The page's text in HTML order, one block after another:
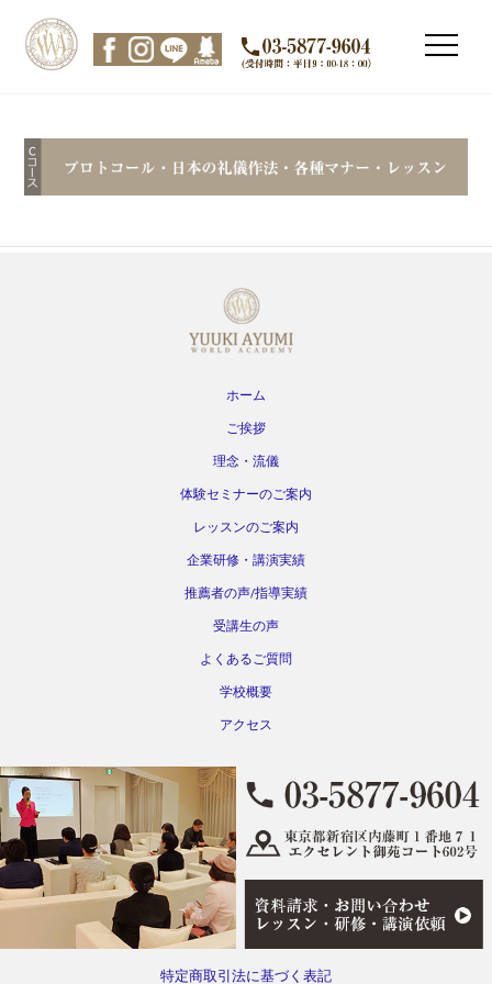
content
Menu
ホーム
ご挨拶
理念・流儀
体験セミナーのご案内
レッスンのご案内
企業研修・講演実績
推薦者の声/指導実績
受講生の声
よくあるご質問
学校概要
アクセス
特定商取引法に基づく表記